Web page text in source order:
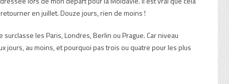
en juillet. Douze jours, rien de moins !
les Paris, Londres, Berlin ou Prague. Car niveau
jours, au moins, et pourquoi pas trois ou quatre pour les plus